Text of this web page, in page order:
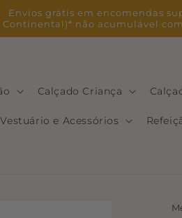
Envios grátis em encomendas
Continental)* não acumulável
Calçado Criança
Vestuário e Acessórios